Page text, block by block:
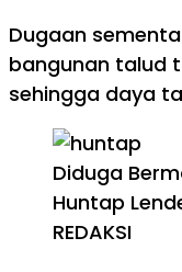
Dugaan
bangunan talud
sehingga daya
Diduga
Huntap
REDAKSI